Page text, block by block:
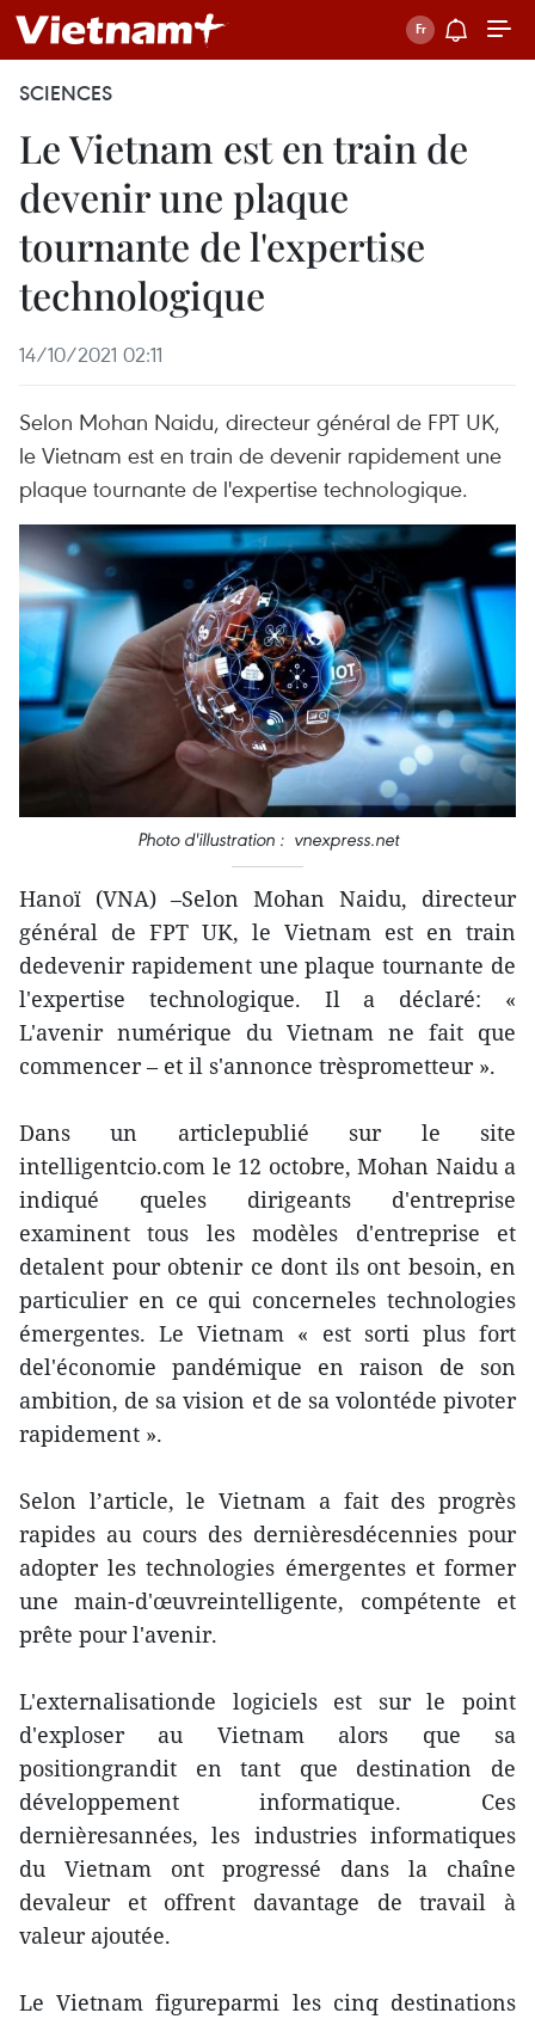
SCIENCES
Le Vietnam est en train de
devenir une plaque
tournante de l'expertise
technologique
14/10/2021 02:11
Selon Mohan Naidu, directeur général de FPT UK,
le Vietnam est en train de devenir rapidement une
plaque tournante de l'expertise technologique.
Photo d'illustration : vnexpress.net
Hanoï (VNA) –Selon Mohan Naidu, directeur
général de FPT UK, le Vietnam est en train
dedevenir rapidement une plaque tournante de
l'expertise technologique. Il a déclaré: «
L'avenir numérique du Vietnam ne fait que
commencer – et il s'annonce trèsprometteur ».
Dans un articlepublié sur le site
intelligentcio.com le 12 octobre, Mohan Naidu a
indiqué queles dirigeants d'entreprise
examinent tous les modèles d'entreprise et
detalent pour obtenir ce dont ils ont besoin, en
particulier en ce qui concerneles technologies
émergentes. Le Vietnam « est sorti plus fort
del'économie pandémique en raison de son
ambition, de sa vision et de sa volontéde pivoter
rapidement ».
Selon l’article, le Vietnam a fait des progrès
rapides au cours des dernièresdécennies pour
adopter les technologies émergentes et former
une main-d'œuvreintelligente, compétente et
prête pour l'avenir.
L'externalisationde logiciels est sur le point
d'exploser au Vietnam alors que sa
positiongrandit en tant que destination de
développement informatique. Ces
dernièresannées, les industries informatiques
du Vietnam ont progressé dans la chaîne
devaleur et offrent davantage de travail à
valeur ajoutée.
Le Vietnam figureparmi les cinq destinations